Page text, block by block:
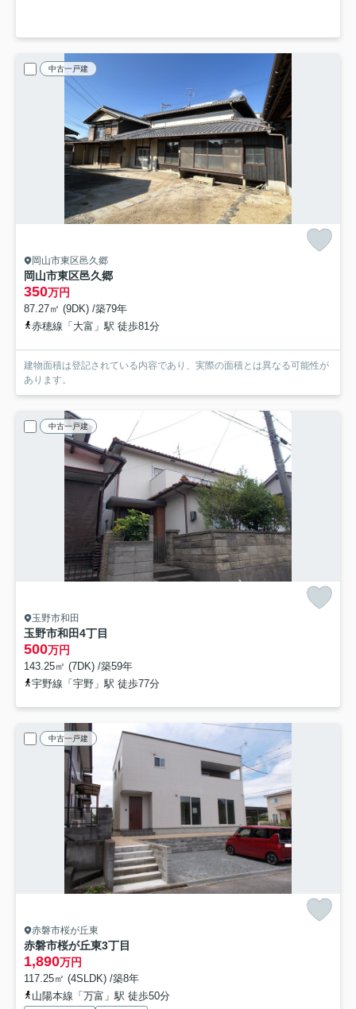
中古一戸建
岡山市東区邑久郷
岡山市東区邑久郷
350万円
87.27㎡ (9DK) /築79年
赤穂線「大富」駅 徒歩81分
建物面積は登記されている内容であり、実際の面積とは異なる可能性が
あります。
中古一戸建
玉野市和田
玉野市和田4丁目
500万円
143.25㎡ (7DK) /築59年
宇野線「宇野」駅 徒歩77分
中古一戸建
赤磐市桜が丘東
赤磐市桜が丘東3丁目
1,890万円
117.25㎡ (4SLDK) /築8年
山陽本線「万富」駅 徒歩50分